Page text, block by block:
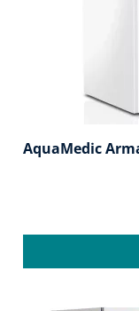
AquaMedic